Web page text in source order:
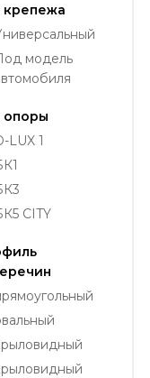
крепежа
модель
опоры
LUX 1
CITY